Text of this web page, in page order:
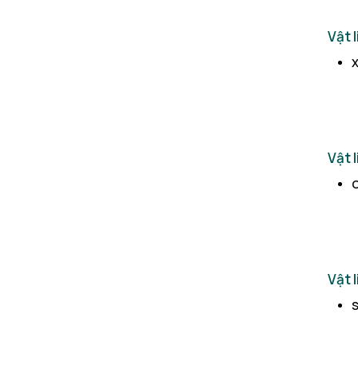
Vật
Vật
Vật